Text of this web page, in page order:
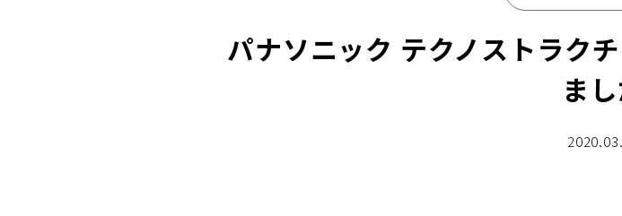
パナソニック テクノストラク
ま